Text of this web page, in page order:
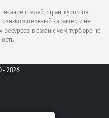
отелей, стран, курортов
ознакомительный характер и не
ресурсов, в связи с чем, турбюро не
- 2026